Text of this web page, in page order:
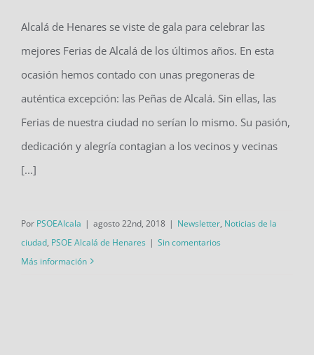
Las Peñas, pregoneras de las
#FeriasAlcalá2018
Alcalá de Henares se viste de gala para celebrar las
mejores Ferias de Alcalá de los últimos años. En esta
ocasión hemos contado con unas pregoneras de
auténtica excepción: las Peñas de Alcalá. Sin ellas, las
Ferias de nuestra ciudad no serían lo mismo. Su pasión,
dedicación y alegría contagian a los vecinos y vecinas
[...]
Por PSOEAlcala | agosto 22nd, 2018 | Newsletter, Noticias de la
ciudad, PSOE Alcalá de Henares | Sin comentarios
Más información